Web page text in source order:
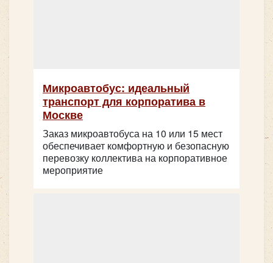
Микроавтобус: идеальный
транспорт для корпоратива в
Москве
Заказ микроавтобуса на 10 или 15 мест
обеспечивает комфортную и безопасную
перевозку коллектива на корпоративное
мероприятие